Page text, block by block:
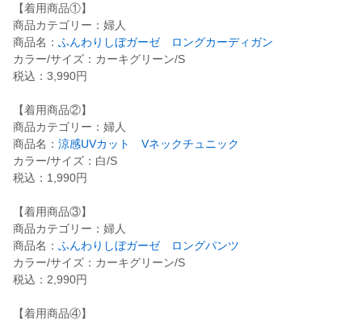
【着用商品①】
商品カテゴリー：婦人
商品名： ふんわりしぼガーゼ ロングカーディガン
カラー/サイズ：カーキグリーン/S
税込：3,990円
【着用商品②】
商品カテゴリー：婦人
商品名： 涼感UVカット Vネックチュニック
カラー/サイズ：白/S
税込：1,990円
【着用商品③】
商品カテゴリー：婦人
商品名： ふんわりしぼガーゼ ロングパンツ
カラー/サイズ：カーキグリーン/S
税込：2,990円
【着用商品④】